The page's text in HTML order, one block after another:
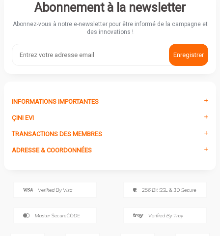
Abonnement à la newsletter
Abonnez-vous à notre e-newsletter pour être informé de la campagne et
des innovations !
Enregistrer
INFORMATIONS IMPORTANTES
ÇINI EVI
TRANSACTIONS DES MEMBRES
ADRESSE & COORDONNÉES